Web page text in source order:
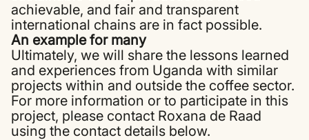
achievable, and fair and transparent
international chains are in fact possible.
An example for many
Ultimately, we will share the lessons learned
and experiences from Uganda with similar
projects within and outside the coffee sector.
For more information or to participate in this
project, please contact Roxana de Raad
using the contact details below.